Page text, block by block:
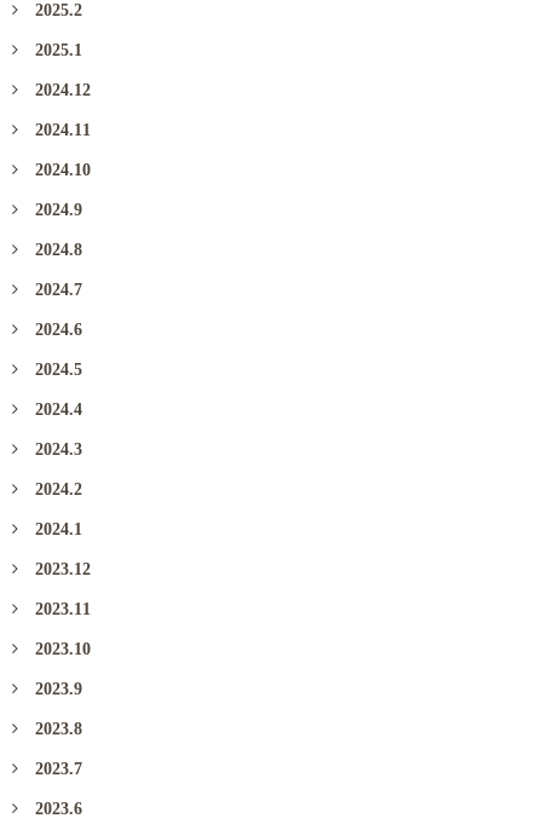
2025.2
2025.1
2024.12
2024.11
2024.10
2024.9
2024.8
2024.7
2024.6
2024.5
2024.4
2024.3
2024.2
2024.1
2023.12
2023.11
2023.10
2023.9
2023.8
2023.7
2023.6